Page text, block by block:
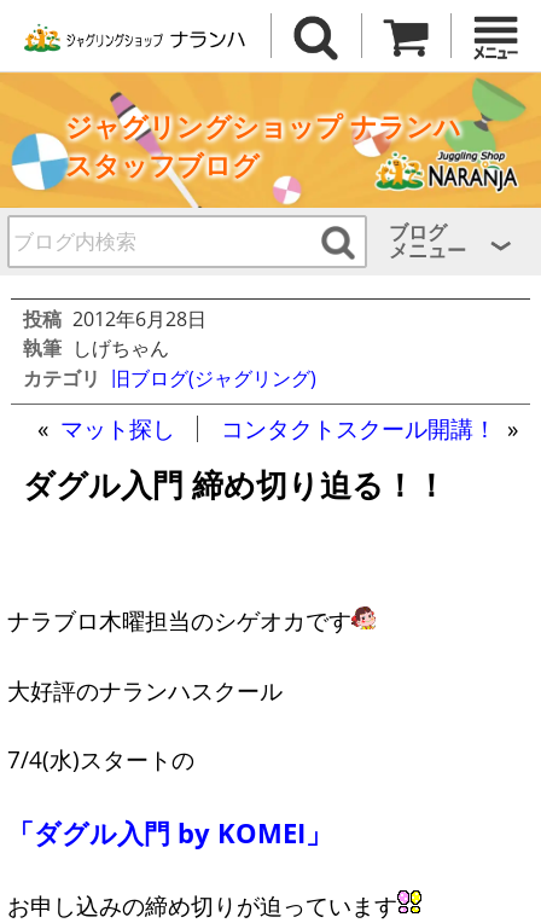
ジャグリングショップ ナランハ
スタッフブログ
ブログ
メニュー
投稿 2012年6月28日
執筆 しげちゃん
カテゴリ 旧ブログ(ジャグリング)
« マット探し コンタクトスクール開講！ »
ダグル入門 締め切り迫る！！
ナラブロ木曜担当のシゲオカです
大好評のナランハスクール
7/4(水)スタートの
「ダグル入門 by KOMEI」
お申し込みの締め切りが迫っています